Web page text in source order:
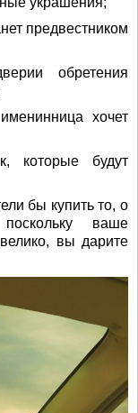
предвестником
обретения
хочет
которые будут
бы купить то, о
ваше
вы дарите